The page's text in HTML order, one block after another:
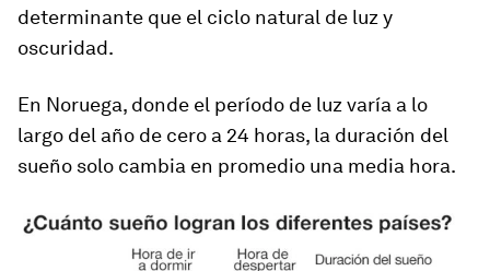
determinante que el ciclo natural de luz y
oscuridad.
En Noruega, donde el período de luz varía a lo
largo del año de cero a 24 horas, la duración del
sueño solo cambia en promedio una media hora.